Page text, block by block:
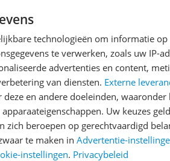
Reviews
Er zijn nog geen reviews
Heb jij dit product in bezit en
met het schrijven van je review.
een review gemiddeld tussen
andere bezoekers een betere
€250,-! Klik hier voor de
technologieën om informatie
te verwerken, zoals uw IP-
advertenties en content,
van diensten. Externe
en andere doeleinden, waaronder
Uw keuzes
zich beroepen op gerechtvaardigd
te maken in Advertentie-
instellingen. Privacybeleid